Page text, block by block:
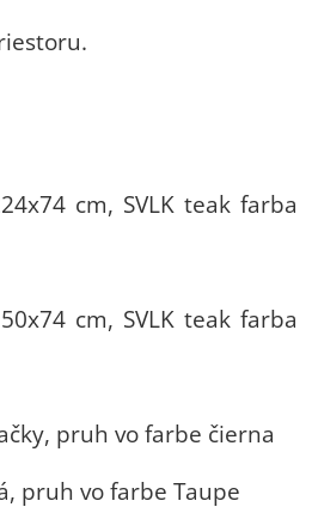
cm, SVLK teak farba
cm, SVLK teak farba
pruh vo farbe čierna
pruh vo farbe Taupe